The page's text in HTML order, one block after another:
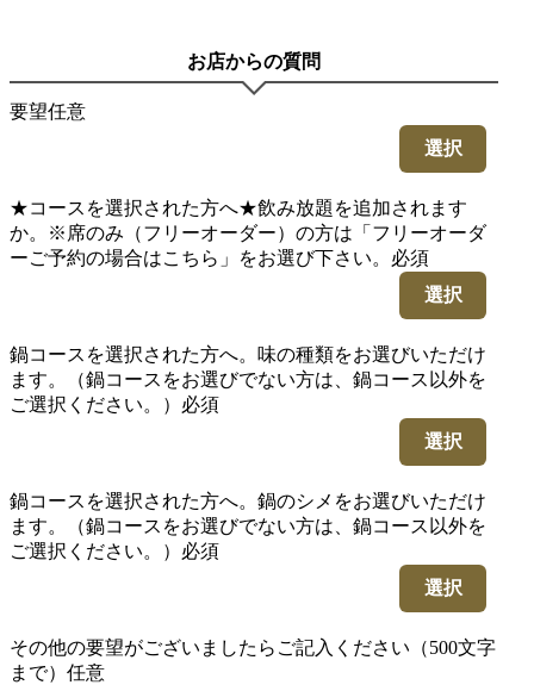
お店からの質問
要望任意
選択
★コースを選択された方へ★飲み放題を追加されます
か。※席のみ（フリーオーダー）の方は「フリーオーダ
ーご予約の場合はこちら」をお選び下さい。 必須
選択
鍋コースを選択された方へ。味の種類をお選びいただけ
ます。（鍋コースをお選びでない方は、鍋コース以外を
ご選択ください。） 必須
選択
鍋コースを選択された方へ。鍋のシメをお選びいただけ
ます。（鍋コースをお選びでない方は、鍋コース以外を
ご選択ください。） 必須
選択
その他の要望がございましたらご記入ください（500文字
まで） 任意